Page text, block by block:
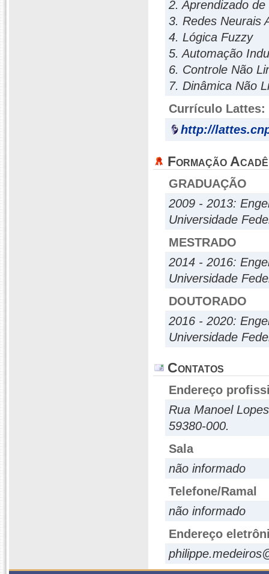
2. Aprendizado de
3. Redes Neurais
4. Lógica Fuzzy
5. Automação
6. Controle Não
7. Dinâmica Não
Currículo Lattes:
http://
Formação
GRADUAÇÃO
2009 - 2013:
Universidade
MESTRADO
2014 - 2016:
Universidade
DOUTORADO
2016 - 2020:
Universidade
Contatos
Endereço
Rua Manoel
59380-000.
Sala
não informado
Telefone/Ramal
não informado
Endereço